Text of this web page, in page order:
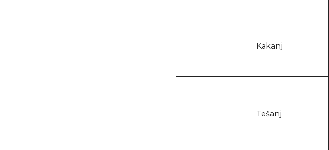
Kakanj
Tešanj